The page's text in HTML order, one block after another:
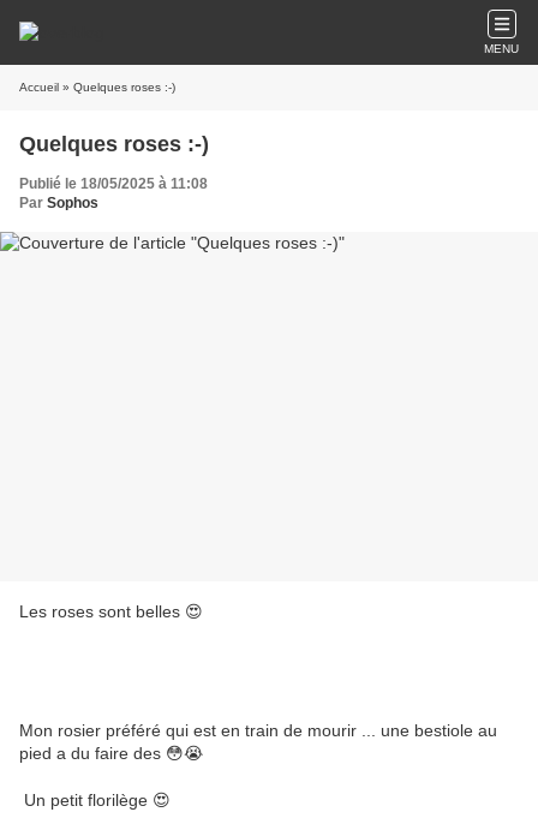
MENU
Accueil » Quelques roses :-)
Quelques roses :-)
Publié le 18/05/2025 à 11:08
Par Sophos
Les roses sont belles 😍
Mon rosier préféré qui est en train de mourir ... une bestiole au
pied a du faire des 😳😭
Un petit florilège 😍